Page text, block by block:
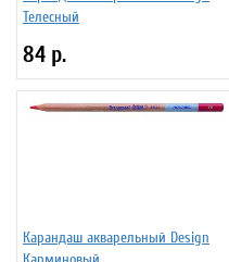
Телесный
84 р.
Карандаш акварельный Design